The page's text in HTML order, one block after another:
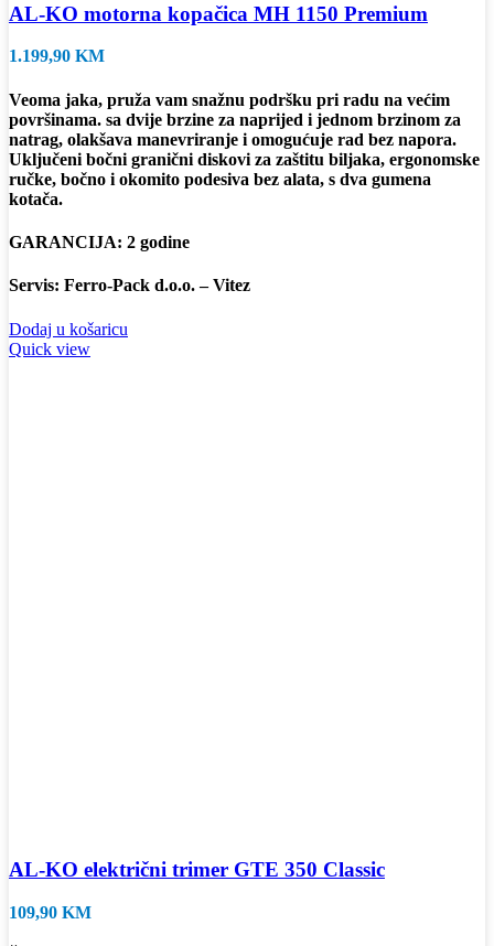
AL-KO motorna kopačica MH 1150 Premium
1.199,90 KM
Veoma jaka, pruža vam snažnu podršku pri radu na većim
površinama. sa dvije brzine za naprijed i jednom brzinom za
natrag, olakšava manevriranje i omogućuje rad bez napora.
Uključeni bočni granični diskovi za zaštitu biljaka, ergonomske
ručke, bočno i okomito podesiva bez alata, s dva gumena
kotača.
GARANCIJA: 2 godine
Servis: Ferro-Pack d.o.o. – Vitez
Dodaj u košaricu
Quick view
AL-KO električni trimer GTE 350 Classic
109,90 KM